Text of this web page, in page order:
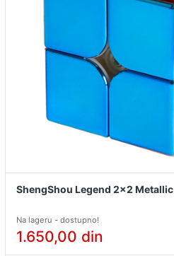
ShengShou Legend 2x2 Metallic
Na lageru - dostupno!
1.650,00 din